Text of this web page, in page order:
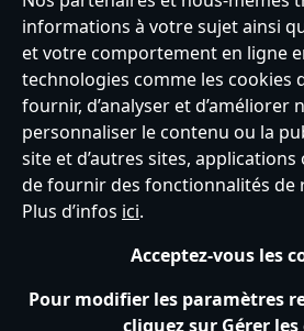
France
Service clients Conditions d’utilisation
Plan du site
Règles de respect de la vie
Politique de cookies
Notice relative à la
Conditions générales de vente
informations à votre sujet ainsi
et votre comportement en ligne
technologies comme les cookies
fournir, d’analyser et d’améliorer
personnaliser le contenu ou la
site et d’autres sites,
de fournir des fonctionnalités de
Plus d’infos ici.
Acceptez-vous les
Pour modifier les paramètres
cliquez sur Gérer les